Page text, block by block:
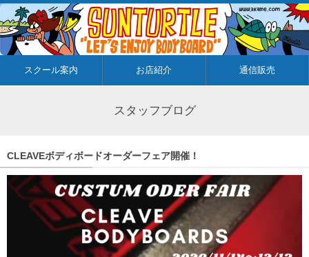
スクール案内 お店紹介 通信販売
スタッフブログ
CLEAVEボディボードオーダーフェア開催！